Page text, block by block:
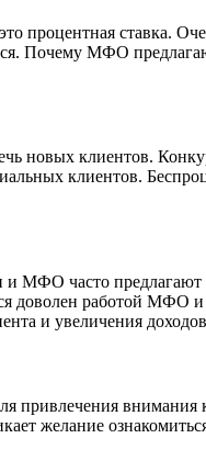
процентная ставка.
Почему МФО
новых клиентов.
клиентов.
МФО часто
доволен работой МФО
и увеличения
внимания
желание